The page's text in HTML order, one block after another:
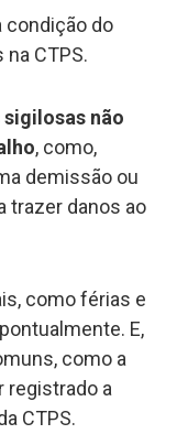
condição do
CTPS.
não
, como,
demissão ou
trazer danos ao
como férias e
E,
como a
registrado a
CTPS.